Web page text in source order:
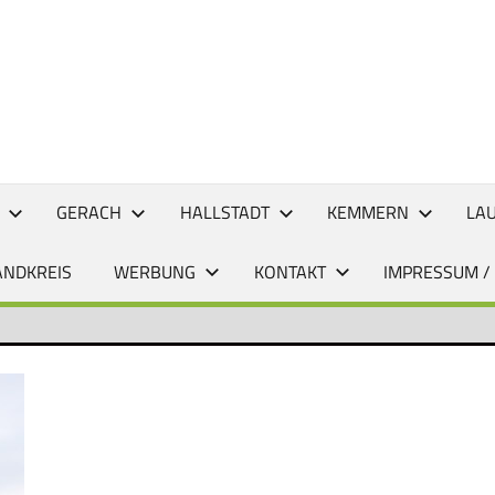
GERACH HALLSTADT KEMMERN
WERBUNG KONTAKT IMPRESSUM /